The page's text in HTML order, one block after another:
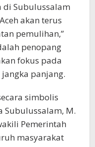
di Subulussalam
akan terus
pemulihan,”
penopang
fokus pada
panjang.
simbolis
Subulussalam, M.
Pemerintah
masyarakat